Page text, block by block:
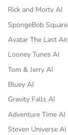
Rick and Morty AI
SpongeBob
Avatar The Last
Looney Tunes AI
Tom & Jerry AI
Bluey AI
Gravity Falls AI
Adventure Time AI
Steven Universe AI